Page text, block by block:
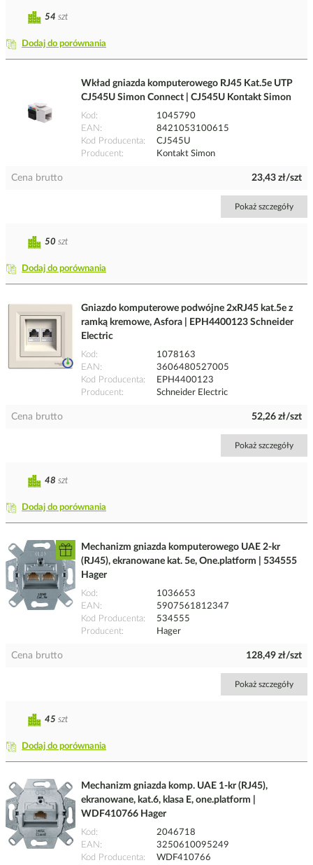
Dodaj do porównania
54 szt
Wkład gniazda komputerowego RJ45 Kat.5e UTP
CJ545U Simon Connect | CJ545U Kontakt Simon
Kod
1045790
EAN
8421053100615
Kod Producenta
CJ545U
Producent
Kontakt Simon
Cena brutto 23,43 zł/szt
Pokaż szczegóły
Dodaj do porównania
50 szt
Gniazdo komputerowe podwójne 2xRJ45 kat.5e z
ramką kremowe, Asfora | EPH4400123 Schneider
Electric
Kod
1078163
EAN
3606480527005
Kod Producenta
EPH4400123
Producent
Schneider Electric
Cena brutto 52,26 zł/szt
Pokaż szczegóły
Dodaj do porównania
48 szt
Mechanizm gniazda komputerowego UAE 2-kr
(RJ45), ekranowane kat. 5e, One.platform | 534555
Hager
Kod
1036653
EAN
5907561812347
Kod Producenta
534555
Producent
Hager
Cena brutto 128,49 zł/szt
Pokaż szczegóły
Dodaj do porównania
45 szt
Mechanizm gniazda komp. UAE 1-kr (RJ45),
ekranowane, kat.6, klasa E, one.platform |
WDF410766 Hager
Kod
2046718
EAN
3250610095249
Kod Producenta
WDF410766